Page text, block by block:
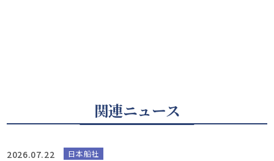
関連ニュース
2026.07.22 日本船社